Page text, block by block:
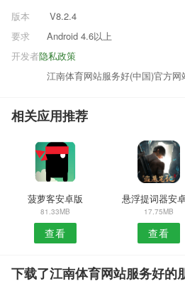
版本
V8.2.4
要求
Android 4.6以上
隐私政策
开发者
江南体育网站服务好(中国)官方网
相关应用推荐
菠萝客安卓版
81.33MB
查看
悬浮提词器安
17.75MB
查看
下载了江南体育网站服务好的